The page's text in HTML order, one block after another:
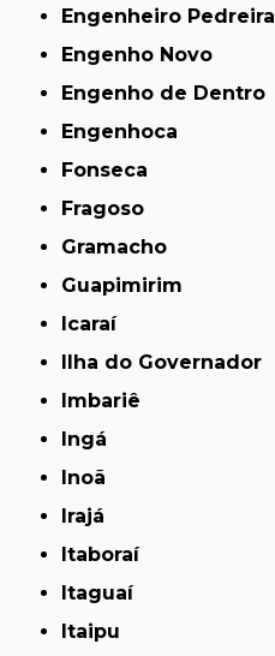
Engenheiro Pedreira
Engenho Novo
Engenho de Dentro
Engenhoca
Fonseca
Fragoso
Gramacho
Guapimirim
Icaraí
Ilha do Governador
Imbariê
Ingá
Inoã
Irajá
Itaboraí
Itaguaí
Itaipu